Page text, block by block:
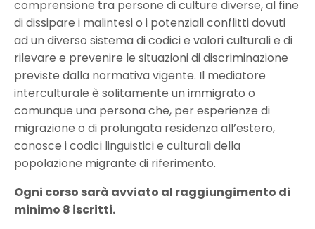
comprensione tra persone di culture diverse, al fine
di dissipare i malintesi o i potenziali conflitti dovuti
ad un diverso sistema di codici e valori culturali e di
rilevare e prevenire le situazioni di discriminazione
previste dalla normativa vigente. Il mediatore
interculturale è solitamente un immigrato o
comunque una persona che, per esperienze di
migrazione o di prolungata residenza all’estero,
conosce i codici linguistici e culturali della
popolazione migrante di riferimento.
Ogni corso sarà avviato al raggiungimento di
minimo 8 iscritti.